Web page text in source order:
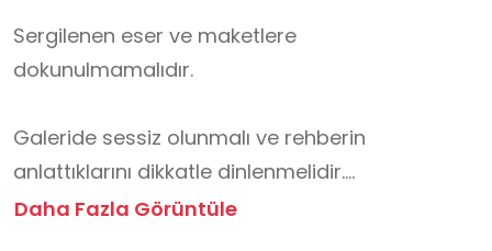
Sergilenen eser ve maketlere
dokunulmamalıdır.
Galeride sessiz olunmalı ve rehberin
anlattıklarını dikkatle dinlenmelidir.
Daha Fazla Görüntüle